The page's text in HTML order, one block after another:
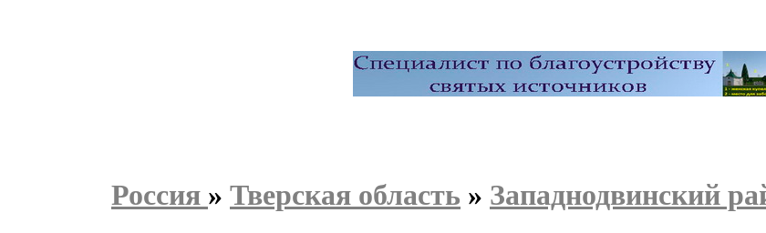
Россия » Тверская область » Западнодвинский